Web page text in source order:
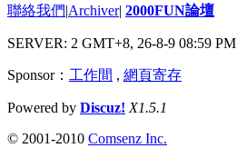
聯絡我們|Archiver| 2000FUN論壇
SERVER: 2 GMT+8, 26-8-9 08:59 PM
Sponsor： 工作間 , 網頁寄存
Powered by Discuz! X1.5.1
© 2001-2010 Comsenz Inc.